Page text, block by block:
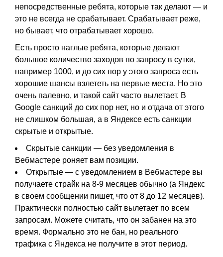
непосредственные ребята, которые так делают — и
это не всегда не срабатывает. Срабатывает реже,
но бывает, что отрабатывает хорошо.
Есть просто наглые ребята, которые делают
большое количество заходов по запросу в сутки,
например 1000, и до сих пор у этого запроса есть
хорошие шансы взлететь на первые места. Но это
очень палевно, и такой сайт часто вылетает. В
Google санкций до сих пор нет, но и отдача от этого
не слишком большая, а в Яндексе есть санкции
скрытые и открытые.
Скрытые санкции — без уведомления в
Вебмастере роняет вам позиции.
Открытые — с уведомлением в Вебмастере вы
получаете страйк на 8-9 месяцев обычно (а Яндекс
в своем сообщении пишет, что от 8 до 12 месяцев).
Практически полностью сайт вылетает по всем
запросам. Можете считать, что он забанен на это
время. Формально это не бан, но реального
трафика с Яндекса не получите в этот период.